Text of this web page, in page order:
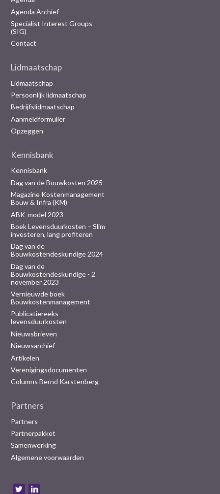
Agenda Archief
Specialist Interest Groups
(SIG)
Contact
Lidmaatschap
Lidmaatschap
Persoonlijk lidmaatschap
Bedrijfslidmaatschap
Aanmeldformulier
Opzeggen
Kennisbank
Kennisbank
Dag van de Bouwkosten 2025
Magazine Kostenmanagement
Bouw & Infra (KM)
ABK-model 2023
Boek Levensduurkosten – Slim
investeren, lang profiteren
Dag van de
Bouwkostendeskundige 2024
Dag van de
Bouwkostendeskundige - 2
november 2023
Vernieuwde boek
Bouwkostenmanagement
Publicatiereeks
levensduurkosten
Nieuwsbrieven
Nieuwsarchief
Artikelen
Verenigingsdocumenten
Columns Bernd Karstenberg
Partners
Partners
Partnerpakket
Samenwerking
Algemene voorwaarden
B